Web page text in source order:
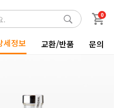
0
세정보 교환/반품 문의